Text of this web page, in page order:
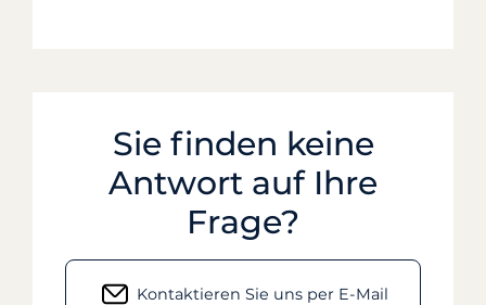
Sie finden keine
Antwort auf Ihre
Frage?
Kontaktieren Sie uns per E-Mail